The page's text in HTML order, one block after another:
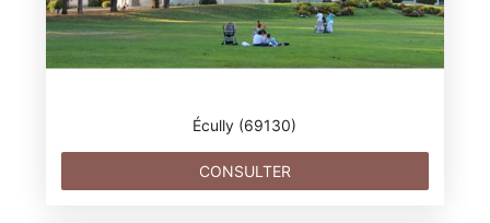
Écully (69130)
CONSULTER